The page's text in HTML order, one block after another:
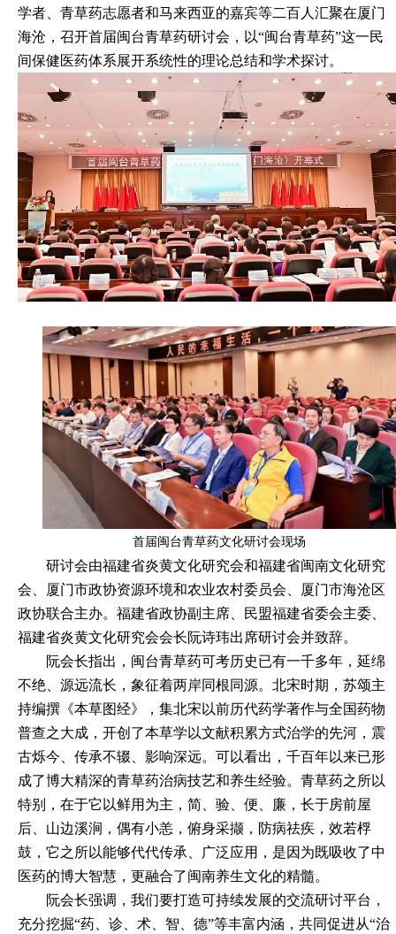
学者、青草药志愿者和马来西亚的嘉宾等二百人汇聚在厦门
海沧，召开首届闽台青草药研讨会，以“闽台青草药”这一民
间保健医药体系展开系统性的理论总结和学术探讨。
首届闽台青草药文化研讨会现场
研讨会由福建省炎黄文化研究会和福建省闽南文化研究
会、厦门市政协资源环境和农业农村委员会、厦门市海沧区
政协联合主办。福建省政协副主席、民盟福建省委会主委、
福建省炎黄文化研究会会长阮诗玮出席研讨会并致辞。
阮会长指出，闽台青草药可考历史已有一千多年，延绵
不绝、源远流长，象征着两岸同根同源。北宋时期，苏颂主
持编撰《本草图经》，集北宋以前历代药学著作与全国药物
普查之大成，开创了本草学以文献积累方式治学的先河，震
古烁今、传承不辍、影响深远。可以看出，千百年以来已形
成了博大精深的青草药治病技艺和养生经验。青草药之所以
特别，在于它以鲜用为主，简、验、便、廉，长于房前屋
后、山边溪涧，偶有小恙，俯身采撷，防病祛疾，效若桴
鼓，它之所以能够代代传承、广泛应用，是因为既吸收了中
医药的博大智慧，更融合了闽南养生文化的精髓。
阮会长强调，我们要打造可持续发展的交流研讨平台，
充分挖掘“药、诊、术、智、德”等丰富内涵，共同促进从“治